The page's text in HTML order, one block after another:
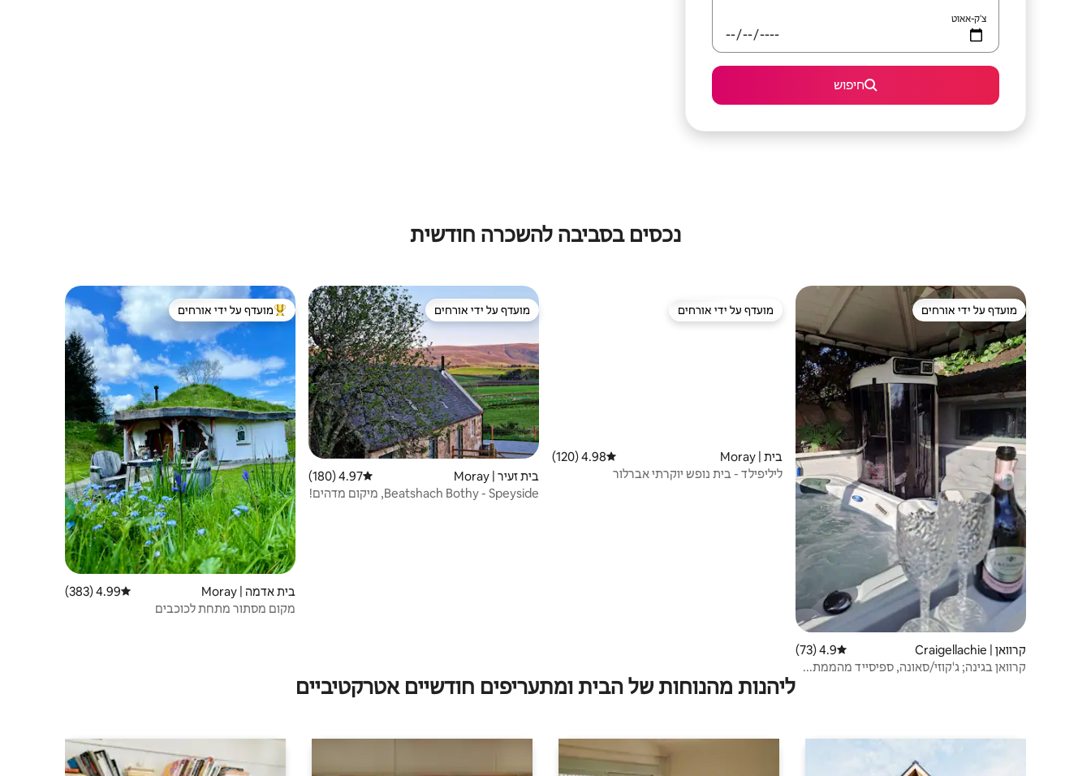
צ'ק-אאוט
חיפוש
נכסים בסביבה להשכרה חודשית
מועדף על ידי אורחים
מועדף על ידי אורחים
קרוואן | Craigellachie דירוג ממוצע של 4.9 מתוך 5, 73 ביקורות
4.9 (73)
קרוואן בגינה; ג'קוזי/סאונה, ספיסייד מהממת...
מועדף על ידי אורחים
מועדף על ידי אורחים
בית | Moray דירוג ממוצע של 4.98 מתוך 5, 120 ביקורות
4.98 (120)
ליליפילד - בית נופש יוקרתי אברלור
מועדף על ידי אורחים
מועדף על ידי אורחים
בית זעיר | Moray דירוג ממוצע של 4.97 מתוך 5, 180 ביקורות
4.97 (180)
Beatshach Bothy - Speyside, מיקום מדהים!
מוביל בקרב נכסים מועדפים על ידי אורחים
מועדף על ידי אורחים
בית אדמה | Moray דירוג ממוצע של 4.99 מתוך 5, 383 ביקורות
4.99 (383)
מקום מסתור מתחת לכוכבים
ליהנות מהנוחות של הבית ומתעריפים חודשיים אטרקטיביים